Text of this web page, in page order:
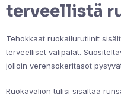
terveellistä
Tehokkaat ruokailurutiinit
terveelliset välipalat.
jolloin verensokeritasot
Ruokavalion tulisi sisältää